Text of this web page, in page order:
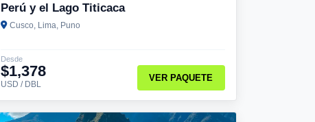
Perú y el Lago Titicaca
Cusco, Lima, Puno
Desde
$1,378
USD / DBL
VER PAQUETE